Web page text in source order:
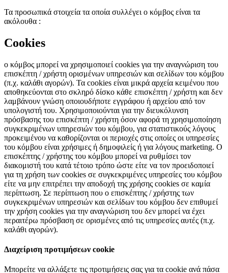
Τα προσωπικά στοιχεία τα οποία συλλέγει ο κόμβος είναι τα
ακόλουθα :
Cookies
ο κόμβος μπορεί να χρησιμοποιεί cookies για την αναγνώριση του
επισκέπτη / χρήστη ορισμένων υπηρεσιών και σελίδων του κόμβου
(π.χ. καλάθι αγορών). Τα cookies είναι μικρά αρχεία κειμένου που
αποθηκεύονται στο σκληρό δίσκο κάθε επισκέπτη / χρήστη και δεν
λαμβάνουν γνώση οποιουδήποτε εγγράφου ή αρχείου από τον
υπολογιστή του. Χρησιμοποιούνται για την διευκόλυνση
πρόσβασης του επισκέπτη / χρήστη όσον αφορά τη χρησιμοποίηση
συγκεκριμένων υπηρεσιών του κόμβου, για στατιστικούς λόγους
προκειμένου να καθορίζονται οι περιοχές στις οποίες οι υπηρεσίες
του κόμβου είναι χρήσιμες ή δημοφιλείς ή για λόγους marketing. Ο
επισκέπτης / χρήστης του κόμβου μπορεί να ρυθμίσει τον
διακομιστή του κατά τέτοιο τρόπο ώστε είτε να τον προειδοποιεί
για τη χρήση των cookies σε συγκεκριμένες υπηρεσίες του κόμβου
είτε να μην επιτρέπει την αποδοχή της χρήσης cookies σε καμία
περίπτωση. Σε περίπτωση που ο επισκέπτης / χρήστης των
συγκεκριμένων υπηρεσιών και σελίδων του κόμβου δεν επιθυμεί
την χρήση cookies για την αναγνώριση του δεν μπορεί να έχει
περαιτέρω πρόσβαση σε ορισμένες από τις υπηρεσίες αυτές (π.χ.
καλάθι αγορών).
Διαχείριση προτιμήσεων cookie
Μπορείτε να αλλάξετε τις προτιμήσεις σας για τα cookie ανά πάσα